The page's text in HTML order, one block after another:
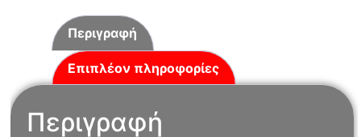
Περιγραφή
Επιπλέον πληροφορίες
Περιγραφή